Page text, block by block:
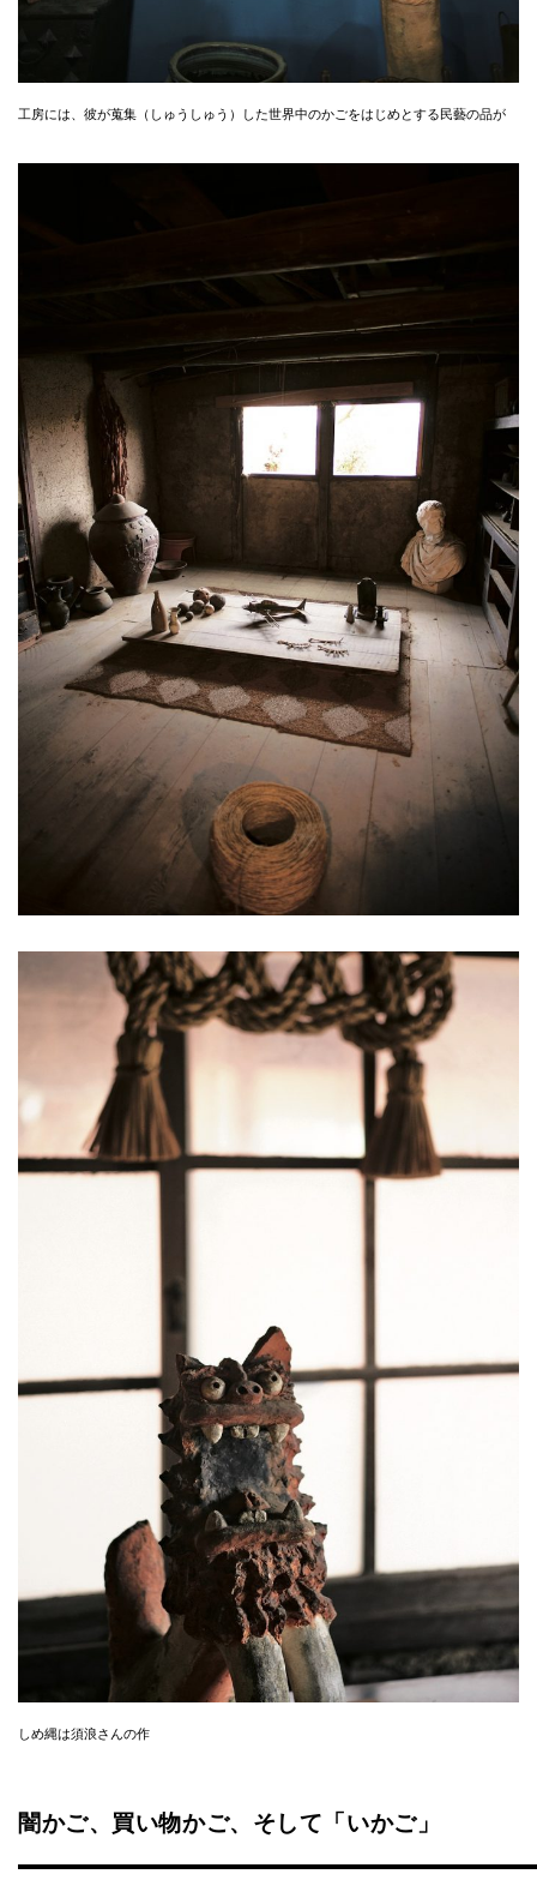
工房には、彼が蒐集（しゅうしゅう）した世界中のかごをはじめとする民藝の品が
しめ縄は須浪さんの作
闇かご、買い物かご、そして「いかご」